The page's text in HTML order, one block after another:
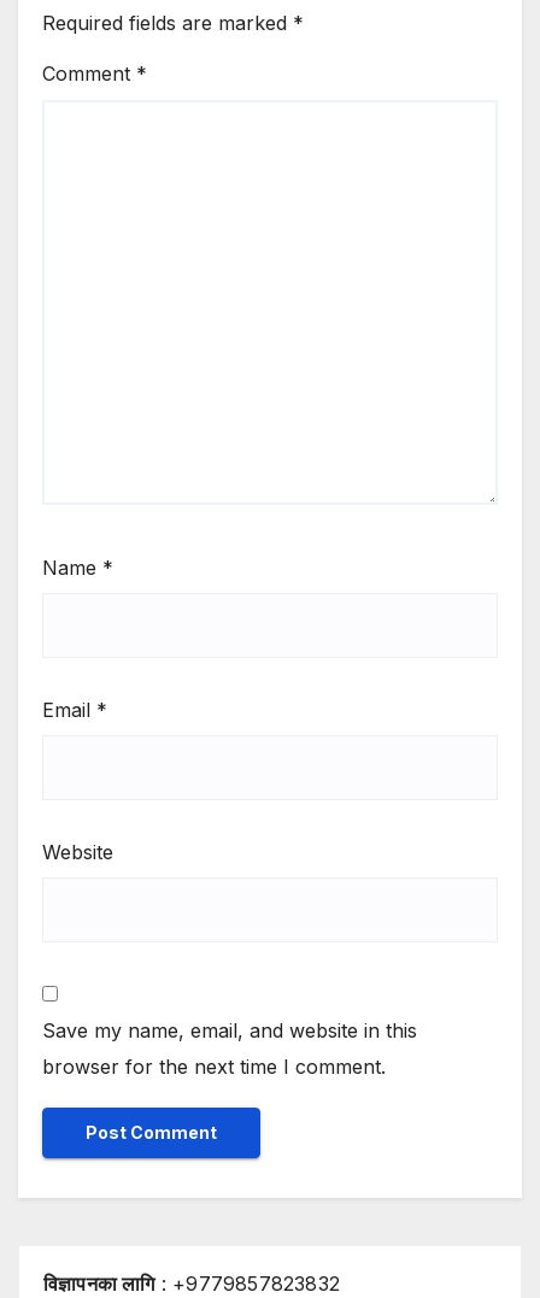
Required fields are marked *
Comment *
Name *
Email *
Website
Save my name, email, and website in this
browser for the next time I comment.
विज्ञापनका लागि: +9779857823832